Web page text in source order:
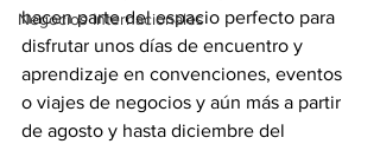
Negocios Internacionales
hacen parte del espacio perfecto para
disfrutar unos días de encuentro y
aprendizaje en convenciones, eventos
o viajes de negocios y aún más a partir
de agosto y hasta diciembre del